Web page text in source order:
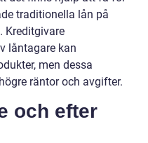
traditionella lån på
Kreditgivare
låntagare kan
men dessa
räntor och avgifter.
och efter